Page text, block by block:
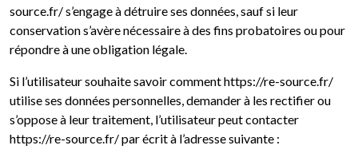
source.fr/ s’engage à détruire ses données, sauf si leur
conservation s’avère nécessaire à des fins probatoires ou pour
répondre à une obligation légale.
Si l’utilisateur souhaite savoir comment https://re-source.fr/
utilise ses données personnelles, demander à les rectifier ou
s’oppose à leur traitement, l’utilisateur peut contacter
https://re-source.fr/ par écrit à l’adresse suivante :